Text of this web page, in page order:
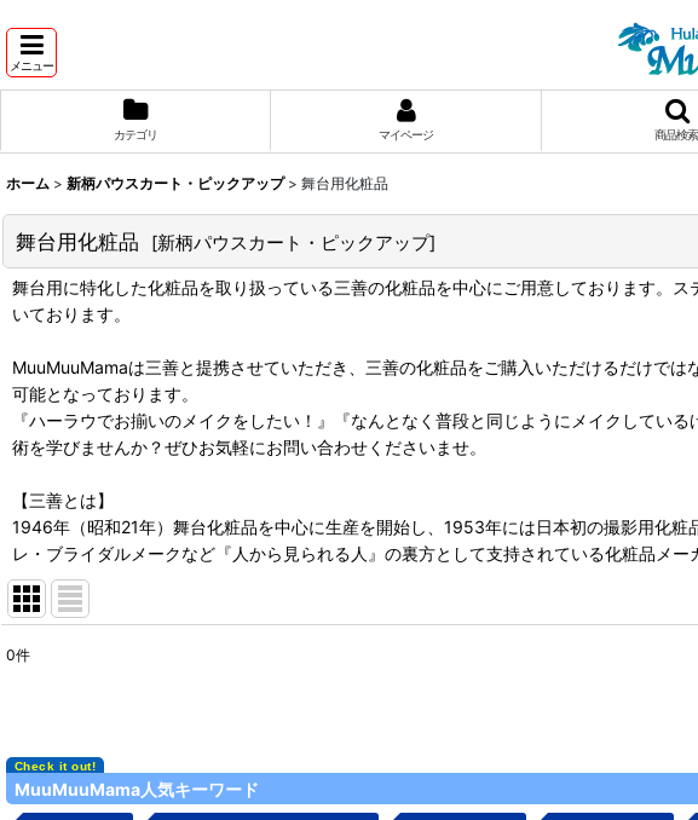
メニュー
カテゴリ マイページ 商品検索
ホーム > 新柄パウスカート・ピックアップ > 舞台用化粧品
舞台用化粧品 [新柄パウスカート・ピックアップ]
舞台用に特化した化粧品を取り扱っている三善の化粧品を中心にご用意しております。
いております。
MuuMuuMamaは三善と提携させていただき、三善の化粧品をご購入いただけるだけで
可能となっております。
『ハーラウでお揃いのメイクをしたい！』『なんとなく普段と同じようにメイクしてい
術を学びませんか？ぜひお気軽にお問い合わせくださいませ。
【三善とは】
1946年（昭和21年）舞台化粧品を中心に生産を開始し、1953年には日本初の撮影用化
レ・ブライダルメークなど『人から見られる人』の裏方として支持されている化粧品メー
並び順 :
0件
MuuMuuMama人気キーワード